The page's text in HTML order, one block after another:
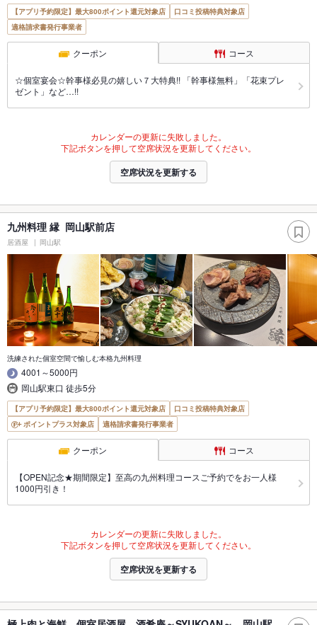
【アプリ予約限定】最大800ポイント還元対象店
口コミ投稿特典対象店
適格請求書発行事業者
クーポン コース
☆個室宴会☆幹事様必見の嬉しい７大特典!! 「幹事様無料」「花束プレ
ゼント」など…!!
カレンダーの更新に失敗しました。
下記ボタンを押して空席状況を更新してください。
空席状況を更新する
九州料理 縁 岡山駅前店
居酒屋 岡山駅
洗練された個室空間で愉しむ本格九州料理
4001～5000円
岡山駅東口 徒歩5分
【アプリ予約限定】最大800ポイント還元対象店
口コミ投稿特典対象店
ポイントプラス対象店
適格請求書発行事業者
クーポン コース
【OPEN記念★期間限定】至高の九州料理コースご予約でをお一人様
1000円引き！
カレンダーの更新に失敗しました。
下記ボタンを押して空席状況を更新してください。
空席状況を更新する